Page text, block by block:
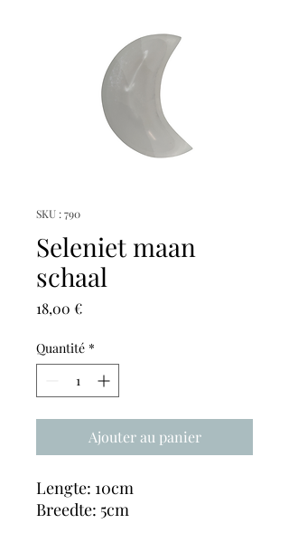
SKU : 790
Seleniet maan
schaal
18,00 €Prix
Quantité *
Ajouter au panier
Lengte: 10cm
Breedte: 5cm